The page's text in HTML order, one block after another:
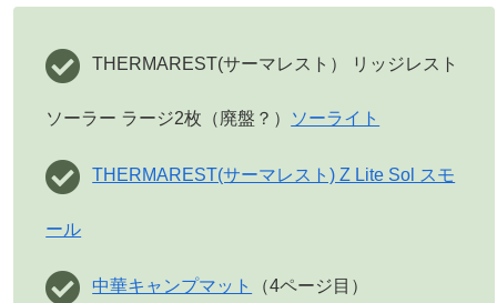
THERMAREST(サーマレスト） リッジレスト
ソーラー ラージ2枚（廃盤？） ソーライト
THERMAREST(サーマレスト) Z Lite Sol スモ
ール
中華キャンプマット （4ページ目）